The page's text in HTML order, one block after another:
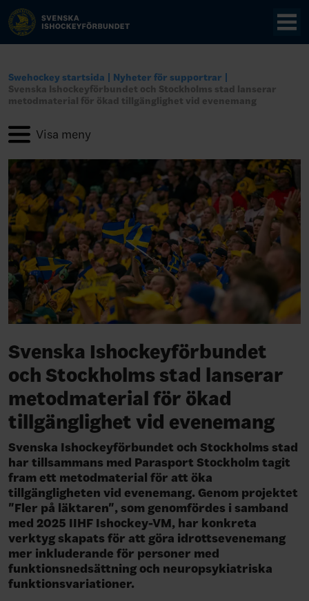
Swehockey startsida
Nyheter för supportrar
Svenska Ishockeyförbundet och Stockholms stad lanserar
metodmaterial för ökad tillgänglighet vid evenemang
Svenska Ishockeyförbundet
och Stockholms stad lanserar
metodmaterial för ökad
tillgänglighet vid evenemang
Svenska Ishockeyförbundet och Stockholms stad
har tillsammans med Parasport Stockholm tagit
fram ett metodmaterial för att öka
tillgängligheten vid evenemang. Genom projektet
"Fler på läktaren", som genomfördes i samband
med 2025 IIHF Ishockey-VM, har konkreta
verktyg skapats för att göra idrottsevenemang
mer inkluderande för personer med
funktionsnedsättning och neuropsykiatriska
funktionsvariationer.